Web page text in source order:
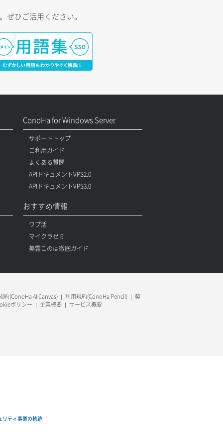
ひご活用ください。
ConoHa for Windows Server
サポートトップ
ご利用ガイド
よくある質問
APIドキュメントVPS2.0
APIドキュメントVPS3.0
おすすめ情報
ワプ活
マイクラゼミ
美雲このは徹底ガイド
約(ConoHa AI Canvas) 利用規約(ConoHa Pencil)
契
ポリシー 企業概要 サービス概要
リティ事業の軌跡